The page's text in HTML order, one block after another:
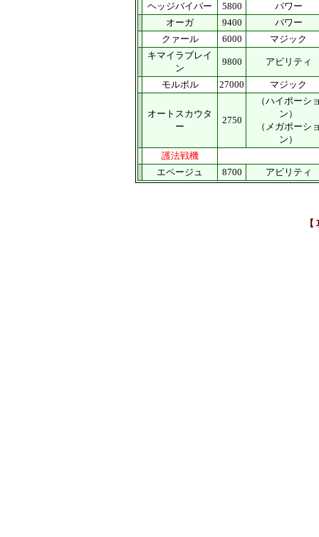
ヘッジバイパー
5800
パワー
オーガ
9400
パワー
クァール
6000
マジック
キマイラブレイ
ン
9800 アビリティ
モルボル 27000 マジック
オートスカウタ
ー
2750
（ハイポーシ
ン）
（メガポーシ
ン）
護法戦機
エページュ
8700 アビリティ